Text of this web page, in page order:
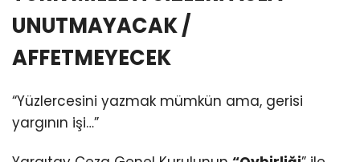
UNUTMAYACAK /
AFFETMEYECEK
“Yüzlercesini yazmak mümkün ama, gerisi
yargının işi…”